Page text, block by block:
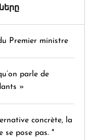
Premier ministre
parle de
»
concrète, la
se pose pas. "